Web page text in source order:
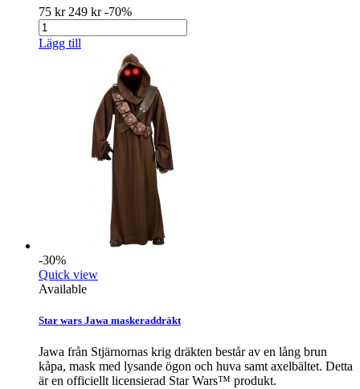
75 kr 249 kr-70%
Lägg till
-30%
Quick view
Available
Star wars Jawa maskeraddräkt
Jawa från Stjärnornas krig dräkten består av en lång brun
kåpa, mask med lysande ögon och huva samt axelbältet. Detta
är en officiellt licensierad Star Wars™ produkt.